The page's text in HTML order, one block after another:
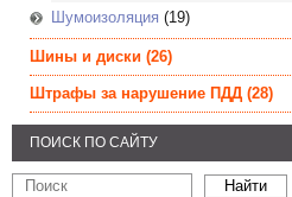
Шумоизоляция (19)
Шины и диски (26)
Штрафы за нарушение ПДД (28)
ПОИСК ПО САЙТУ